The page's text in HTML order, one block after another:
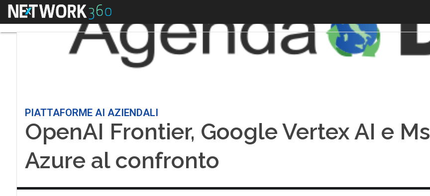
Menu
PIATTAFORME AI AZIENDALI
OpenAI Frontier, Google Vertex AI e Ms
Azure al confronto